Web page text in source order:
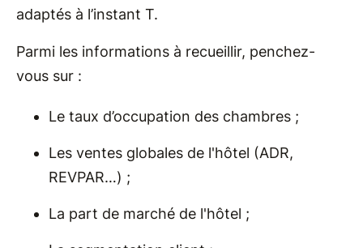
adaptés à l’instant T.
Parmi les informations à recueillir, penchez-
vous sur :
Le taux d’occupation des chambres ;
Les ventes globales de l'hôtel (ADR,
REVPAR…) ;
La part de marché de l'hôtel ;